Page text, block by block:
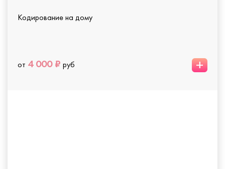
Кодирование на дому
от 4 000 ₽ руб +